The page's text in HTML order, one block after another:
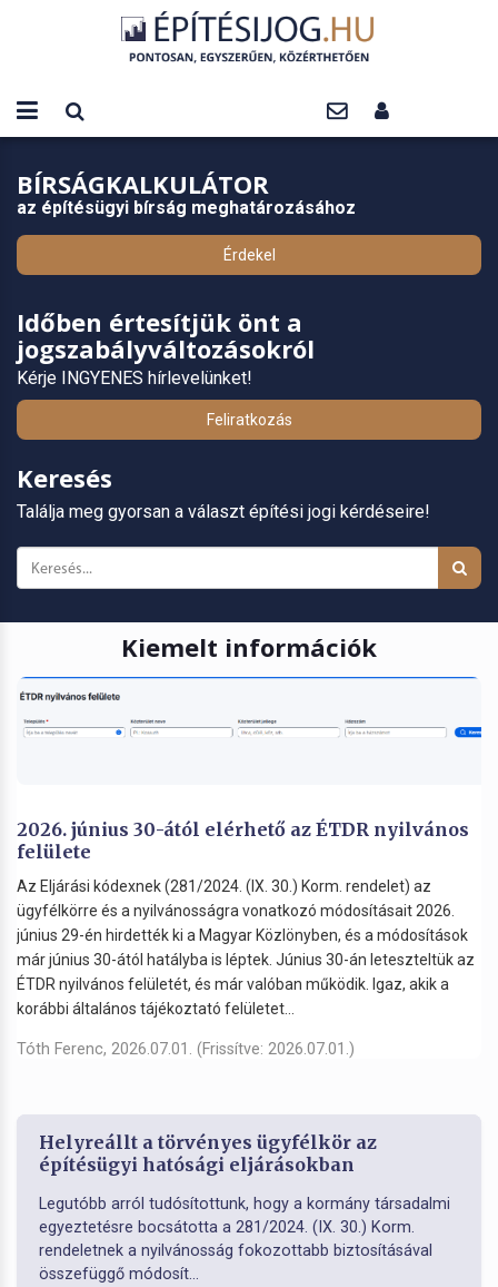
BÍRSÁGKALKULÁTOR
az építésügyi bírság meghatározásához
Érdekel
Időben értesítjük önt a
jogszabályváltozásokról
Kérje INGYENES hírlevelünket!
Feliratkozás
Keresés
Találja meg gyorsan a választ építési jogi kérdéseire!
Kiemelt információk
2026. június 30-ától elérhető az ÉTDR nyilvános
felülete
Az Eljárási kódexnek (281/2024. (IX. 30.) Korm. rendelet) az
ügyfélkörre és a nyilvánosságra vonatkozó módosításait 2026.
június 29-én hirdették ki a Magyar Közlönyben, és a módosítások
már június 30-ától hatályba is léptek. Június 30-án leteszteltük az
ÉTDR nyilvános felületét, és már valóban működik. Igaz, akik a
korábbi általános tájékoztató felületet...
Tóth Ferenc, 2026.07.01. (Frissítve: 2026.07.01.)
Helyreállt a törvényes ügyfélkör az
építésügyi hatósági eljárásokban
Legutóbb arról tudósítottunk, hogy a kormány társadalmi
egyeztetésre bocsátotta a 281/2024. (IX. 30.) Korm.
rendeletnek a nyilvánosság fokozottabb biztosításával
összefüggő módosít...